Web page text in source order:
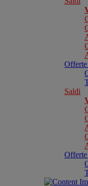
Saldi